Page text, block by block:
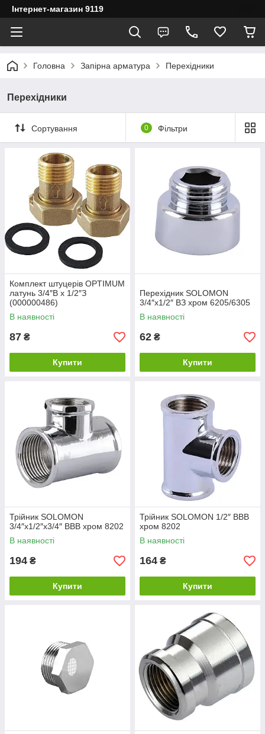
Інтернет-магазин 9119
Головна Запірна арматура Перехідники
Перехідники
Сортування 0 Фільтри
Комплект штуцерів OPTIMUM
латунь 3/4″В х 1/2″З
(000000486)
В наявності
87 ₴
Купити
Перехідник SOLOMON
3/4″х1/2″ ВЗ хром 6205/6305
В наявності
62 ₴
Купити
Трійник SOLOMON
3/4″х1/2″х3/4″ ВВВ хром 8202
В наявності
194 ₴
Купити
Трійник SOLOMON 1/2″ ВВВ
хром 8202
В наявності
164 ₴
Купити